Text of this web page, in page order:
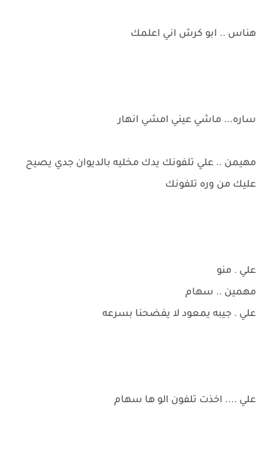
هناس .. ابو كرش اني اعلمك
ساره... ماشي عيني امشي انهار
مهيمن .. علي تلفونك يدك مخليه بالديوان جدي يصيح
عليك من وره تلفونك
علي . منو
مهمين .. سهام
علي . جيبه يمعود لا يفضحنا بسرعه
علي .... اخذت تلفون الو ها سهام